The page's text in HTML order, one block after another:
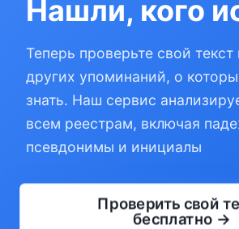
Нашли, кого
Теперь проверьте свой текст
других упоминаний, о
знать. Наш сервис
всем реестрам, включая
псевдонимы и инициалы
Проверить свой
бесплатно →